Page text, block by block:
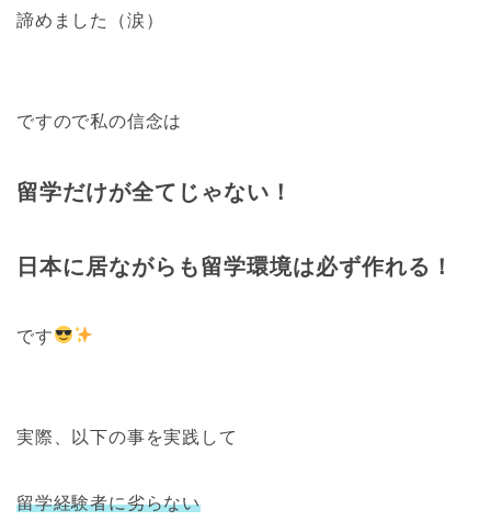
諦めました（涙）
ですので私の信念は
留学だけが全てじゃない！
日本に居ながらも留学環境は必ず作れる！
です
実際、以下の事を実践して
留学経験者に劣らない